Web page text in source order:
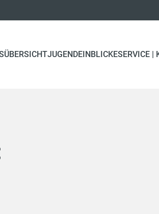
JUGENDEINBLICKESERVICE |